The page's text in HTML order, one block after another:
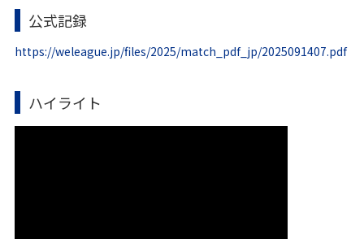
公式記録
https://weleague.jp/files/2025/match_pdf_jp/2025091407.pdf
ハイライト